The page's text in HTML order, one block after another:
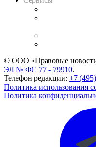
© ООО «Правовые
ЭЛ № ФС 77 - 79910.
Телефон редакции: +7
Политика использования
Политика